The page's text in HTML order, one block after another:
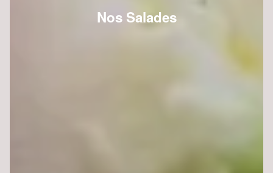
Nos Salades